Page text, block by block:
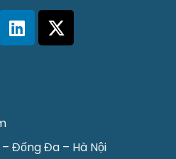
– Đống Đa – Hà Nội